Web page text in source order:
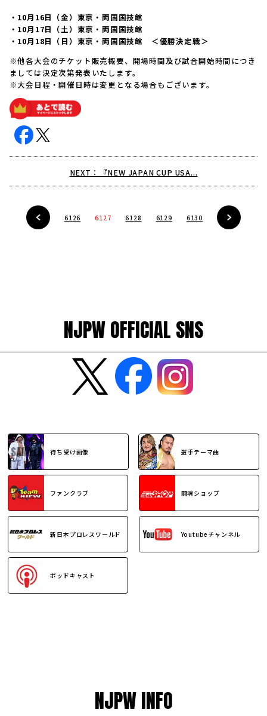
・10月16日（金）東京・両国国技館
・10月17日（土）東京・両国国技館
・10月18日（日）東京・両国国技館 ＜優勝決定戦＞
※他各大会のチケット販売概要、開場時間及び試合開始時間につき
ましては決定次第発表いたします。
※大会日程・開催日時は変更となる場合もございます。
NEXT：『NEW JAPAN CUP USA...
6126 6127 6128 6129 6130
NJPW OFFICIAL SNS
待ち受け画像 選手テーマ曲
ファンクラブ 闘魂ショップ
新日本プロレスワールド Youtubeチャンネル
ポッドキャスト
NJPW INFO